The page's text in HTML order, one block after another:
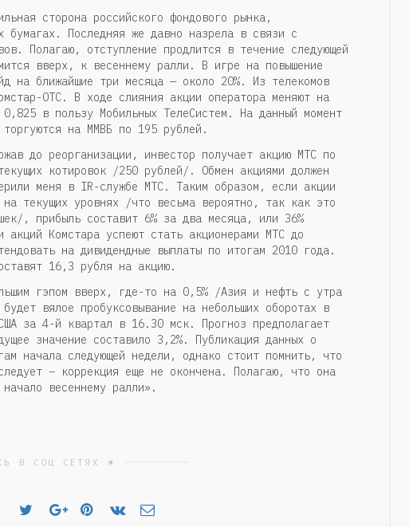
сторона российского фондового рынка,
бумагах. Последняя же давно назрела в связи с
Полагаю, отступление продлится в течение следующей
вверх, к весеннему ралли. В игре на повышение
на ближайшие три месяца — около 20%. Из телекомов
ОТС. В ходе слияния акции оператора меняют на
в пользу Мобильных ТелеСистем. На данный момент
торгуются на ММВБ по 195 рублей.
до реорганизации, инвестор получает акцию МТС по
котировок /250 рублей/. Обмен акциями должен
меня в IR-службе МТС. Таким образом, если акции
на текущих уровнях /что весьма вероятно, так как это
, прибыль составит 6% за два месяца, или 36%
акций Комстара успеют стать акционерами МТС до
на дивидендные выплаты по итогам 2010 года.
16,3 рубля на акцию.
гэпом вверх, где-то на 0,5% /Азия и нефть с утра
вялое пробуксовывание на небольших оборотах в
за 4-й квартал в 16.30 мск. Прогноз предполагает
значение составило 3,2%. Публикация данных о
начала следующей недели, однако стоит помнить, что
– коррекция еще не окончена. Полагаю, что она
весеннему ралли».
В СОЦ СЕТЯХ ☀